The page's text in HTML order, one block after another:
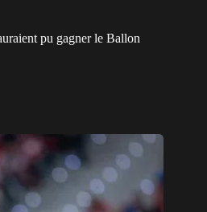
pu gagner le Ballon